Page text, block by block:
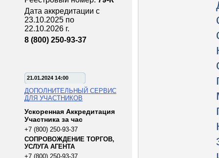
Дата аккредитации с
23.10.2025 по
22.10.2026 г.
8 (800) 250-93-37
21.01.2024 14:00
ДОПОЛНИТЕЛЬНЫЙ СЕРВИС
ДЛЯ УЧАСТНИКОВ
Ускоренная Аккредитация
Участника за час
+7 (800) 250-93-37
СОПРОВОЖДЕНИЕ ТОРГОВ,
УСЛУГА АГЕНТА
+7 (800) 250-93-37